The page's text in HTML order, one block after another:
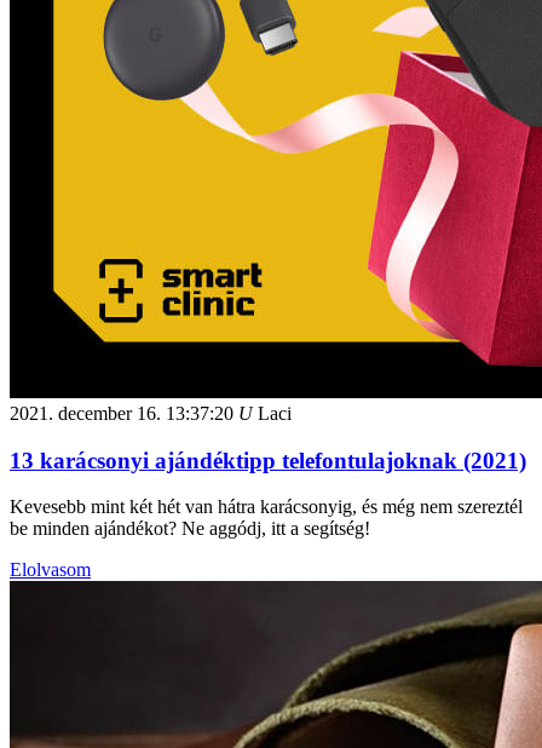
2021. december 16. 13:37:20 ULaci
13 karácsonyi ajándéktipp telefontulajoknak (2021)
Kevesebb mint két hét van hátra karácsonyig, és még nem szereztél
be minden ajándékot? Ne aggódj, itt a segítség!
Elolvasom